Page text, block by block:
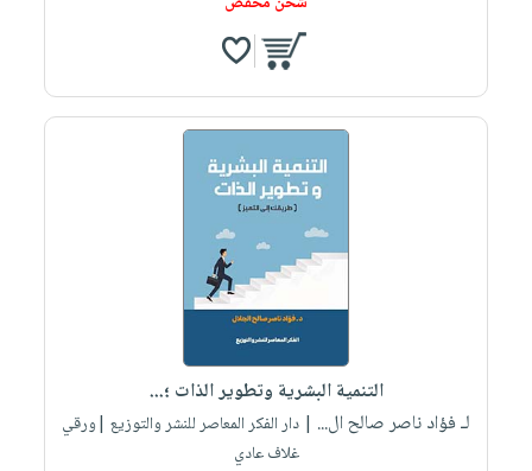
التنمية البشرية وتطوير الذات ؛...
لـ فؤاد ناصر صالح ال... | دار الفكر المعاصر للنشر والتوزيع |ورقي
غلاف عادي